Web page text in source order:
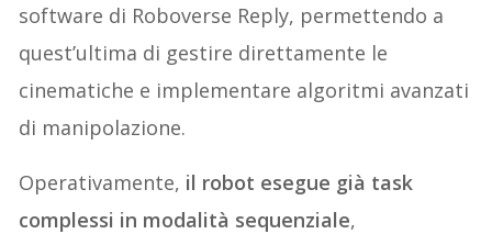
software di Roboverse Reply, permettendo a
quest’ultima di gestire direttamente le
cinematiche e implementare algoritmi avanzati
di manipolazione.
Operativamente, il robot esegue già task
complessi in modalità sequenziale,